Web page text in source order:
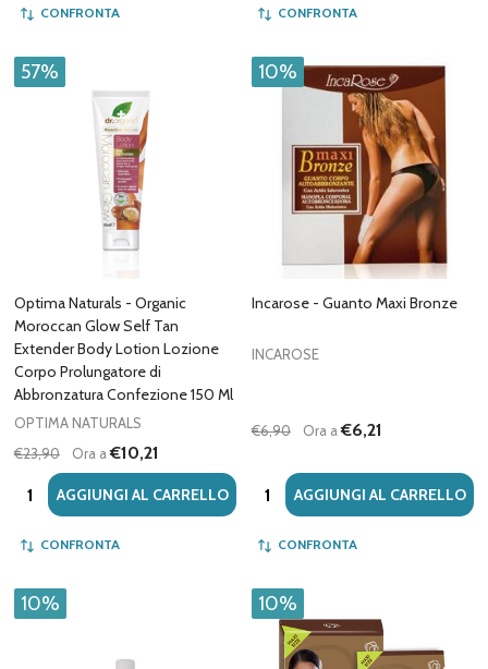
CONFRONTA CONFRONTA
57%
Optima Naturals - Organic
Moroccan Glow Self Tan
Extender Body Lotion Lozione
Corpo Prolungatore di
Abbronzatura Confezione 150 Ml
OPTIMA NATURALS
€23,90
Ora a€10,21
Quantità:AGGIUNGI AL CARRELLO
CONFRONTA
10%
Incarose - Guanto Maxi Bronze
INCAROSE
€6,90 Ora a€6,21
Quantità:AGGIUNGI AL CARRELLO
CONFRONTA
10% 10%